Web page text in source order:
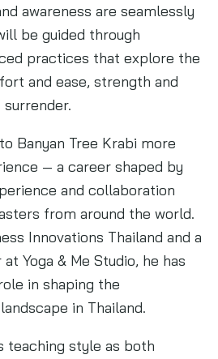
awareness are seamlessly
be guided through
practices that explore the
and ease, strength and
Banyan Tree Krabi more
— a career shaped by
and collaboration
from around the world.
Innovations Thailand and a
Yoga & Me Studio, he has
in shaping the
in Thailand.
teaching style as both